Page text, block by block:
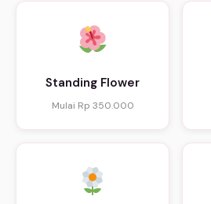
Standing Flower
Mulai Rp 350.000